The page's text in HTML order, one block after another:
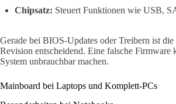
Chipsatz: Steuert Funktionen wie USB,
Gerade bei BIOS-Updates oder Treibern ist
Revision entscheidend. Eine falsche Firmware
System unbrauchbar machen.
Mainboard bei Laptops und Komplett-PCs